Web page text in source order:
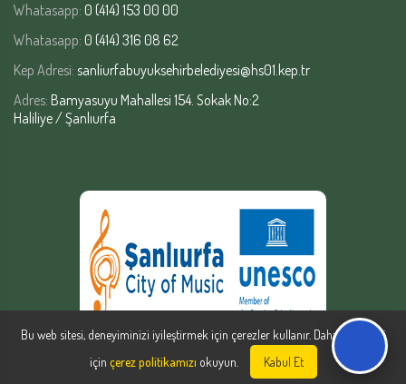
Whatasapp: 0 (414) 153 00 00
Whatasapp: 0 (414) 316 08 62
Kep Adresi: sanliurfabuyuksehirbelediyesi@hs01.kep.tr
Adres: Bamyasuyu Mahallesi 154. Sokak No:2
Haliliye / Şanlıurfa
Bu web sitesi, deneyiminizi iyileştirmek için çerezler kullanır. Daha fazla bilgi
için çerez politikamızı okuyun. Kabul Et